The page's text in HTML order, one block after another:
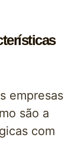
empresas
são a
com